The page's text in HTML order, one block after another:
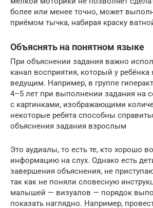
более или менее точно, может
приёмом тычка, набирая краску
Объяснять на понятном языке
При объяснении задания важно
канал восприятия, который у ребёнка
ведущим. Например, в группе
4–5 лет при выполнении задания на
с картинками, изображающими
некоторые ребята способны
объяснения задания взрослым
Это аудиалы, то есть те, кто хорошо
информацию на слух. Однако есть
завершения объяснения, не
так как не поняли словесную
малышей — визуалов — порядок
показать наглядно. Например,